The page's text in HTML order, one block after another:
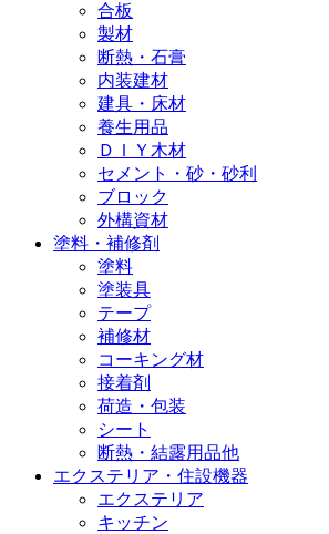
合板
製材
断熱・石膏
内装建材
建具・床材
養生用品
ＤＩＹ木材
セメント・砂・砂利
ブロック
外構資材
塗料・補修剤
塗料
塗装具
テープ
補修材
コーキング材
接着剤
荷造・包装
シート
断熱・結露用品他
エクステリア・住設機器
エクステリア
キッチン